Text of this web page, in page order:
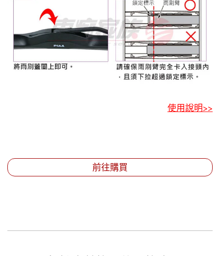
使用說明>>
前往購買